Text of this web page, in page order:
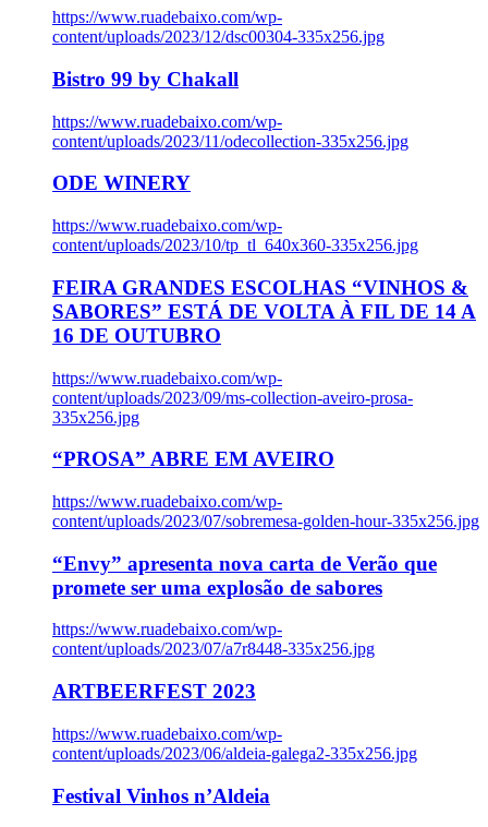
https://www.ruadebaixo.com/wp-
content/uploads/2023/12/dsc00304-335x256.jpg
Bistro 99 by Chakall
https://www.ruadebaixo.com/wp-
content/uploads/2023/11/odecollection-335x256.jpg
ODE WINERY
https://www.ruadebaixo.com/wp-
content/uploads/2023/10/tp_tl_640x360-335x256.jpg
FEIRA GRANDES ESCOLHAS “VINHOS &
SABORES” ESTÁ DE VOLTA À FIL DE 14 A
16 DE OUTUBRO
https://www.ruadebaixo.com/wp-
content/uploads/2023/09/ms-collection-aveiro-prosa-
335x256.jpg
“PROSA” ABRE EM AVEIRO
https://www.ruadebaixo.com/wp-
content/uploads/2023/07/sobremesa-golden-hour-335x256.jpg
“Envy” apresenta nova carta de Verão que
promete ser uma explosão de sabores
https://www.ruadebaixo.com/wp-
content/uploads/2023/07/a7r8448-335x256.jpg
ARTBEERFEST 2023
https://www.ruadebaixo.com/wp-
content/uploads/2023/06/aldeia-galega2-335x256.jpg
Festival Vinhos n’Aldeia